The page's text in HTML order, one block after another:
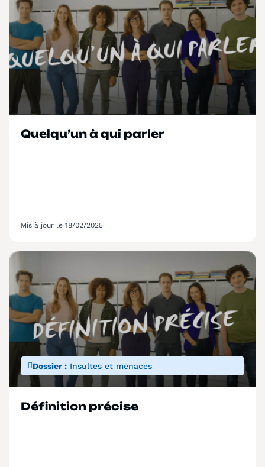
Quelqu’un à qui parler
Mis à jour le 18/02/2025
Dossier : Insultes et menaces
Définition précise